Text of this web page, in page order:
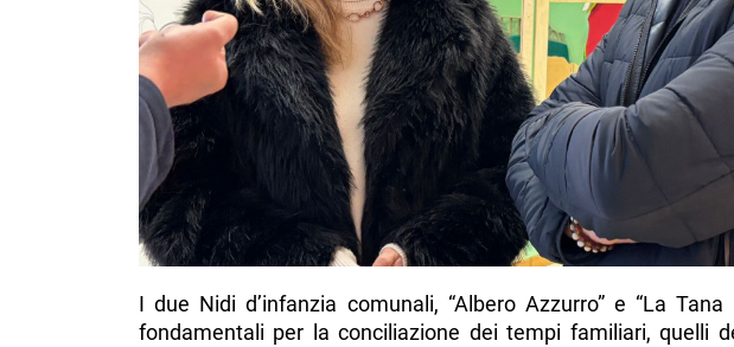
I due Nidi d’infanzia comunali, “Albero Azzurro” e “La
fondamentali per la conciliazione dei tempi familiari, quelli